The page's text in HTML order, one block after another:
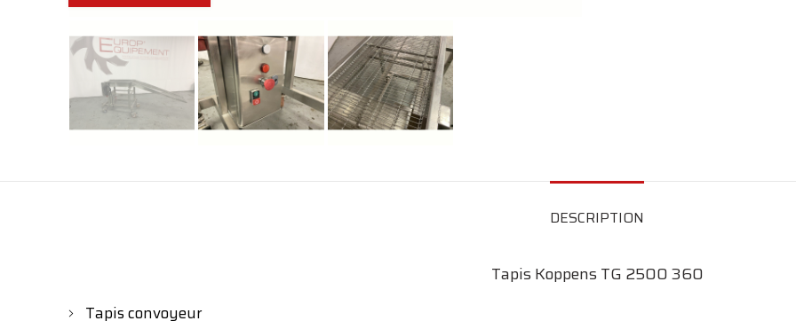
DESCRIPTION
Tapis Koppens TG 2500 360
Tapis convoyeur